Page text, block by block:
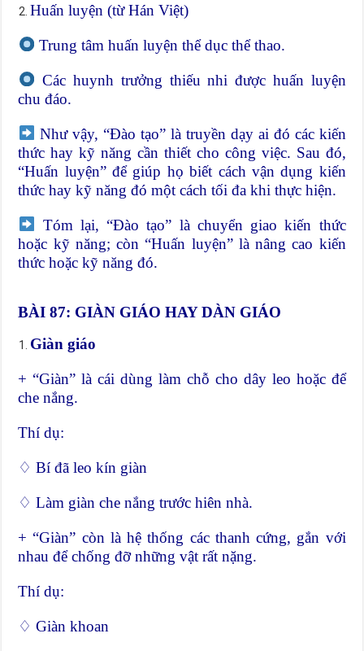
Huấn luyện (từ Hán Việt)
Trung tâm huấn luyện thể dục thể thao.
Các huynh trưởng thiếu nhi được huấn luyện
chu đáo.
Như vậy, “Đào tạo” là truyền dạy ai đó các kiến
thức hay kỹ năng cần thiết cho công việc. Sau đó,
“Huấn luyện” để giúp họ biết cách vận dụng kiến
thức hay kỹ năng đó một cách tối đa khi thực hiện.
Tóm lại, “Đào tạo” là chuyển giao kiến thức
hoặc kỹ năng; còn “Huấn luyện” là nâng cao kiến
thức hoặc kỹ năng đó.
BÀI 87: GIÀN GIÁO HAY DÀN GIÁO
Giàn giáo
+ “Giàn” là cái dùng làm chỗ cho dây leo hoặc để
che nắng.
Thí dụ:
♢ Bí đã leo kín giàn
♢ Làm giàn che nắng trước hiên nhà.
+ “Giàn” còn là hệ thống các thanh cứng, gắn với
nhau để chống đỡ những vật rất nặng.
Thí dụ:
♢ Giàn khoan